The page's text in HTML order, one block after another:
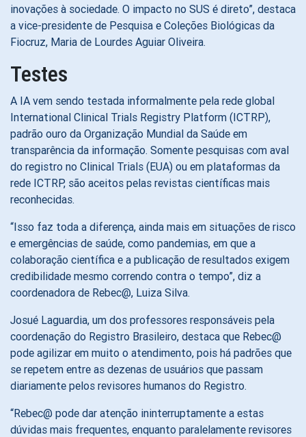
inovações à sociedade. O impacto no SUS é direto”, destaca
a vice-presidente de Pesquisa e Coleções Biológicas da
Fiocruz, Maria de Lourdes Aguiar Oliveira.
Testes
A IA vem sendo testada informalmente pela rede global
International Clinical Trials Registry Platform (ICTRP),
padrão ouro da Organização Mundial da Saúde em
transparência da informação. Somente pesquisas com aval
do registro no Clinical Trials (EUA) ou em plataformas da
rede ICTRP, são aceitos pelas revistas científicas mais
reconhecidas.
“Isso faz toda a diferença, ainda mais em situações de risco
e emergências de saúde, como pandemias, em que a
colaboração científica e a publicação de resultados exigem
credibilidade mesmo correndo contra o tempo”, diz a
coordenadora de Rebec@, Luiza Silva.
Josué Laguardia, um dos professores responsáveis pela
coordenação do Registro Brasileiro, destaca que Rebec@
pode agilizar em muito o atendimento, pois há padrões que
se repetem entre as dezenas de usuários que passam
diariamente pelos revisores humanos do Registro.
“Rebec@ pode dar atenção ininterruptamente a estas
dúvidas mais frequentes, enquanto paralelamente revisores